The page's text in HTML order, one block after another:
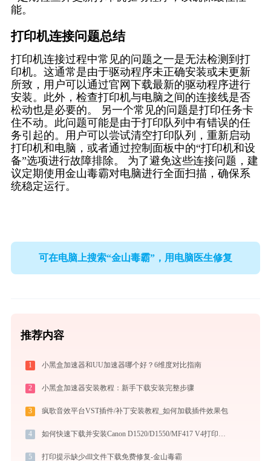
能。
打印机连接问题总结
打印机连接过程中常见的问题之一是无法检测到打
印机。这通常是由于驱动程序未正确安装或未更新
所致，用户可以通过官网下载最新的驱动程序进行
安装。此外，检查打印机与电脑之间的连接线是否
松动也是必要的。 另一个常见的问题是打印任务卡
住不动。此问题可能是由于打印队列中有错误的任
务引起的。用户可以尝试清空打印队列，重新启动
打印机和电脑，或者通过控制面板中的“打印机和设
备”选项进行故障排除。 为了避免这些连接问题，建
议定期使用金山毒霸对电脑进行全面扫描，确保系
统稳定运行。
可在电脑上搜索“金山毒霸”，用电脑医生修复
推荐内容
1 小黑盒加速器和UU加速器哪个好？6维度对比指南
2 小黑盒加速器安装教程：新手下载安装完整步骤
3 疯歌音效平台VST插件/补丁安装教程_如何加载插件效果包
4 如何快速下载并安装Canon D1520/D1550/MF417 V4打印机驱动：详细步骤解析
5 打印提示缺少dll文件下载免费修复-金山毒霸